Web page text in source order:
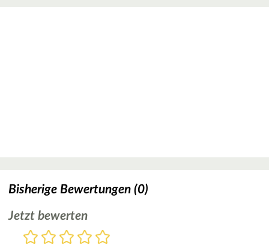
Bisherige Bewertungen (0)
Jetzt bewerten
Bewertung
5
4
3
2
1